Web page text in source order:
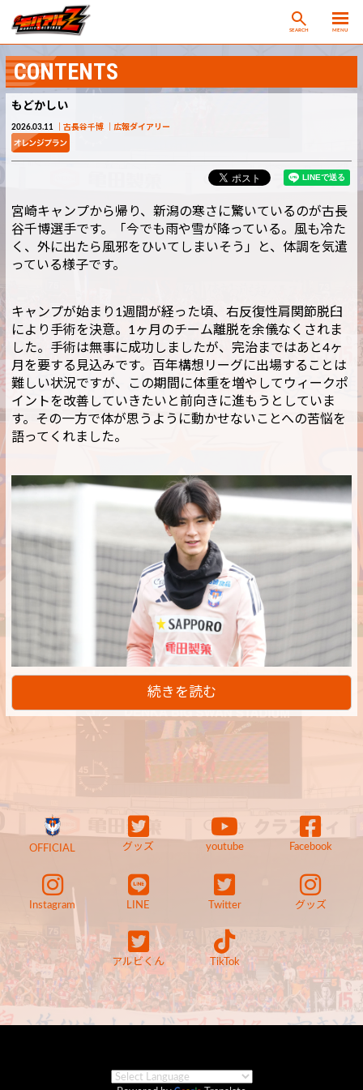
SEARCH MENU
CONTENTS
もどかしい
2026.03.11 古長谷千博 広報ダイアリー
宮崎キャンプから帰り、新潟の寒さに驚いているのが古長
谷千博選手です。「今でも雨や雪が降っている。風も冷た
く、外に出たら風邪をひいてしまいそう」と、体調を気遣
っている様子です。
キャンプが始まり1週間が経った頃、右反復性肩関節脱臼
により手術を決意。1ヶ月のチーム離脱を余儀なくされま
した。手術は無事に成功しましたが、完治まではあと4ヶ
月を要する見込みです。百年構想リーグに出場することは
難しい状況ですが、この期間に体重を増やしてウィークポ
イントを改善していきたいと前向きに進もうとしていま
す。その一方で体が思うように動かせないことへの苦悩を
語ってくれました。
続きを読む
OFFICIAL グッズ youtube Facebook
Instagram LINE Twitter グッズ
アルビくん TikTok